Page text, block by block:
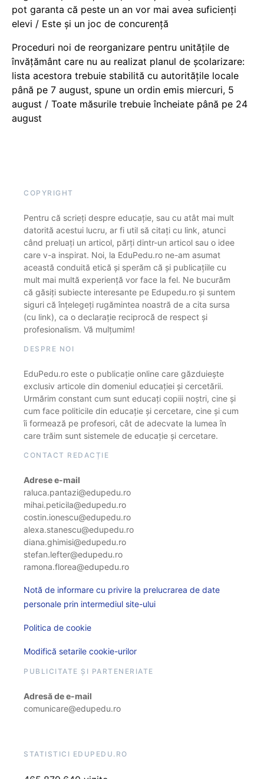
pot garanta că peste un an vor mai avea suficienți
elevi / Este și un joc de concurență
Proceduri noi de reorganizare pentru unitățile de
învățământ care nu au realizat planul de școlarizare:
lista acestora trebuie stabilită cu autoritățile locale
până pe 7 august, spune un ordin emis miercuri, 5
august / Toate măsurile trebuie încheiate până pe 24
august
COPYRIGHT
Pentru că scrieți despre educație, sau cu atât mai mult
datorită acestui lucru, ar fi util să citați cu link, atunci
când preluați un articol, părți dintr-un articol sau o idee
care v-a inspirat. Noi, la EduPedu.ro ne-am asumat
această conduită etică și sperăm că și publicațiile cu
mult mai multă experiență vor face la fel. Ne bucurăm
că găsiți subiecte interesante pe Edupedu.ro și suntem
siguri că înțelegeți rugămintea noastră de a cita sursa
(cu link), ca o declarație reciprocă de respect și
profesionalism. Vă mulțumim!
DESPRE NOI
EduPedu.ro este o publicație online care găzduiește
exclusiv articole din domeniul educației și cercetării.
Urmărim constant cum sunt educați copiii noștri, cine și
cum face politicile din educație și cercetare, cine și cum
îi formează pe profesori, cât de adecvate la lumea în
care trăim sunt sistemele de educație și cercetare.
CONTACT REDACȚIE
Adrese e-mail
raluca.pantazi@edupedu.ro
mihai.peticila@edupedu.ro
costin.ionescu@edupedu.ro
alexa.stanescu@edupedu.ro
diana.ghimisi@edupedu.ro
stefan.lefter@edupedu.ro
ramona.florea@edupedu.ro
Notă de informare cu privire la prelucrarea de date
personale prin intermediul site-ului
Politica de cookie
Modifică setarile cookie-urilor
PUBLICITATE ȘI PARTENERIATE
Adresă de e-mail
comunicare@edupedu.ro
STATISTICI EDUPEDU.RO